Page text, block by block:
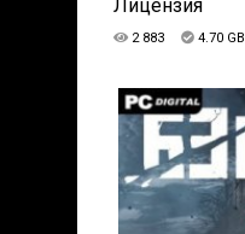
Лицензия
2 883 4.70 GB